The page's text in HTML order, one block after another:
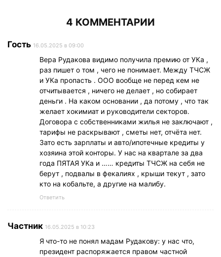
4 КОММЕНТАРИИ
Гость 16.05.2025 в 09:00
Вера Рудакова видимо получила премию от УКа ,
раз пишет о том , чего не понимает. Между ТЧСЖ
и УКа пропасть . ООО вообще не перед кем не
отчитывается , ничего не делает , но собирает
деньги . На каком основании , да потому , что так
желает хокимиат и руководители секторов.
Договора с собственниками жилья не заключают ,
тарифы не раскрывают , сметы нет, отчёта нет.
Зато есть зарплаты и авто/ипотечные кредиты у
хозяина этой конторы. У нас на квартале за два
года ПЯТАЯ УКа и …… кредиты ТЧСЖ на себя не
берут , подвалы в фекалиях , крыши текут , зато
кто на кобальте, а другие на малибу.
Ответить
Частник 16.05.2025 в 10:23
Я что-то не понял мадам Рудакову: у нас что,
президент распоряжается правом частной